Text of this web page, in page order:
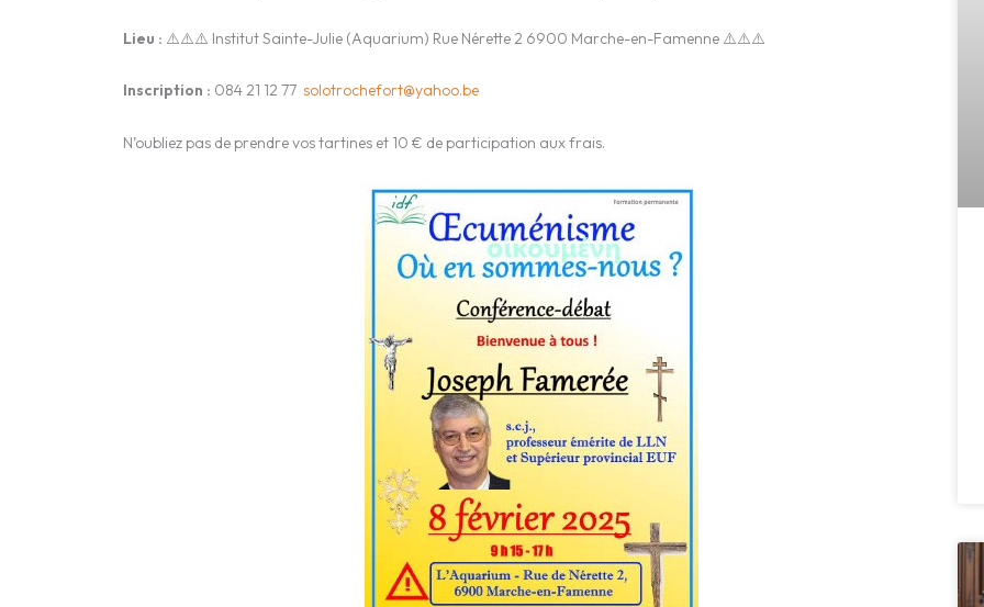
Lieu : ⚠️⚠️⚠️ Institut Sainte-Julie (Aquarium) Rue Nérette 2 6900 Marche-en-Famenne ⚠️⚠️⚠️
Inscription : 084 21 12 77solotrochefort@yahoo.be
N’oubliez pas de prendre vos tartines et 10 € de participation aux frais.